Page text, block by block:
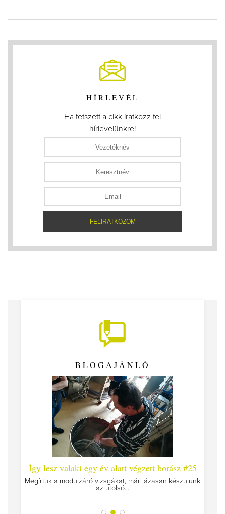
HÍRLEVÉL
Ha tetszett a cikk iratkozz fel
hírlevelünkre!
BLOGAJÁNLÓ
Így lesz valaki egy év alatt végzett borász #25
Megírtuk a modulzáró vizsgákat, már lázasan készülünk
az utolsó...